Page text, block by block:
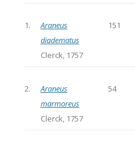
1.
Araneus
diadematus
Clerck, 1757
151
2.
Araneus
marmoreus
Clerck, 1757
54